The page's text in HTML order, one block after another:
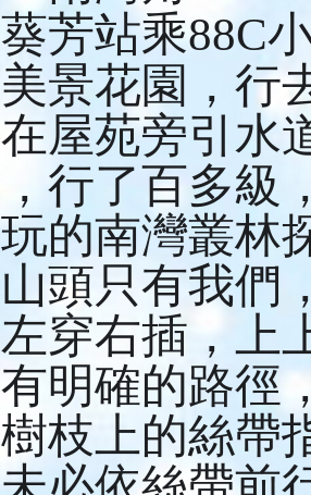
葵芳站乘88C
美景花園，行
在屋苑旁引水
，行了百多級
玩的南灣叢林
山頭只有我們
左穿右插，上
有明確的路徑
樹枝上的絲帶